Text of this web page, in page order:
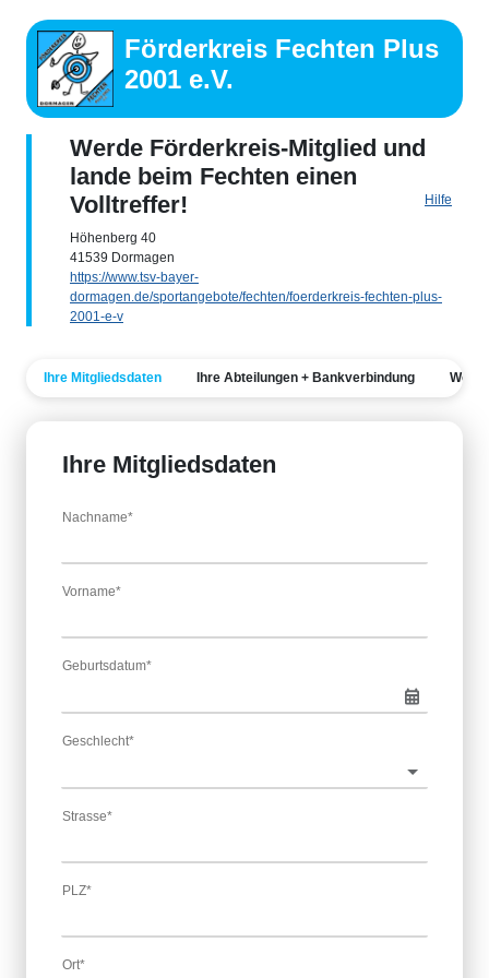
Förderkreis Fechten Plus
2001 e.V.
Werde Förderkreis-Mitglied und
lande beim Fechten einen
Volltreffer!
Hilfe
Höhenberg 40
41539 Dormagen
https://www.tsv-bayer-
dormagen.de/sportangebote/fechten/foerderkreis-fechten-plus-
2001-e-v
Ihre Mitgliedsdaten Ihre Abteilungen + Bankverbindung
Ihre Mitgliedsdaten
Nachname*
Vorname*
Geburtsdatum*
Geschlecht*
Strasse*
PLZ*
Ort*